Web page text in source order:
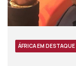
ÁFRICA EM DESTAQUE